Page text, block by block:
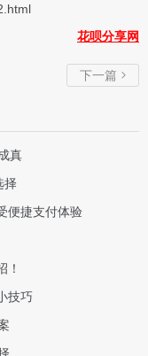
花呗分享网
下一篇 
真
择
便捷支付体验
！
技巧